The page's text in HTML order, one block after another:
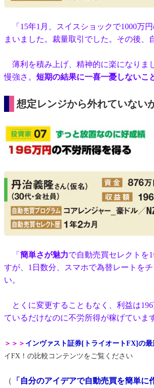
「15年1月、スイスショックで1000万
まいました。裁量取引でした。その後、
薄利を積み上げ、精神的に楽になりま
慢強さ。 短期の結果に一喜一憂しないこ
想定レンジから外れていない
「 簡単さが魅力で自動売買セレクトを
すが、1日数分、スマホで為替レートを
い。
とくに変更することもなく、利益は
ているだけなのに不労所得が稼げていま
＞＞＞ インヴァスト証券[トライオートFX]の最
イFX！の比較コンテンツをご覧ください
（
「自分のアイデアで自動売買を簡単に